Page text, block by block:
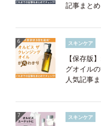
記事まとめ
スキンケア
【保存版
グオイル
人気記事
スキンケア